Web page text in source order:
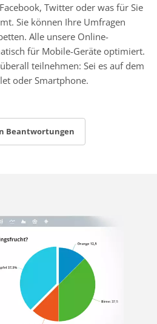
Twitter oder was für Sie
Sie können Ihre Umfragen
Alle unsere Online-
für Mobile-Geräte optimiert.
teilnehmen: Sei es auf dem
oder Smartphone.
Beantwortungen